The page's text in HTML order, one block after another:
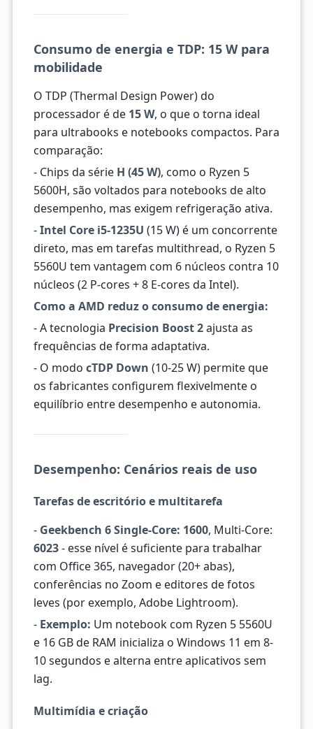
Consumo de energia e TDP: 15 W para
mobilidade
O TDP (Thermal Design Power) do
processador é de 15 W, o que o torna ideal
para ultrabooks e notebooks compactos. Para
comparação:
- Chips da série H (45 W), como o Ryzen 5
5600H, são voltados para notebooks de alto
desempenho, mas exigem refrigeração ativa.
-Intel Core i5-1235U (15 W) é um concorrente
direto, mas em tarefas multithread, o Ryzen 5
5560U tem vantagem com 6 núcleos contra 10
núcleos (2 P-cores + 8 E-cores da Intel).
Como a AMD reduz o consumo de energia:
- A tecnologia Precision Boost 2ajusta as
frequências de forma adaptativa.
- O modo cTDP Down (10-25 W) permite que
os fabricantes configurem flexivelmente o
equilíbrio entre desempenho e autonomia.
Desempenho: Cenários reais de uso
Tarefas de escritório e multitarefa
- Geekbench 6 Single-Core: 1600, Multi-Core:
6023- esse nível é suficiente para trabalhar
com Office 365, navegador (20+ abas),
conferências no Zoom e editores de fotos
leves (por exemplo, Adobe Lightroom).
- Exemplo: Um notebook com Ryzen 5 5560U
e 16 GB de RAM inicializa o Windows 11 em 8-
10 segundos e alterna entre aplicativos sem
lag.
Multimídia e criação